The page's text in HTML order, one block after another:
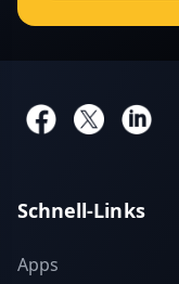
Schnell-Links
Apps